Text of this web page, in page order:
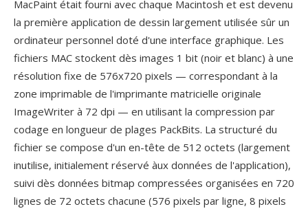
MacPaint était fourni avec chaque Macintosh et est devenu
la première application de dessin largement utilisée sûr un
ordinateur personnel doté d'une interface graphique. Les
fichiers MAC stockent dès images 1 bit (noir et blanc) à une
résolution fixe de 576x720 pixels — correspondant à la
zone imprimable de l'imprimante matricielle originale
ImageWriter à 72 dpi — en utilisant la compression par
codage en longueur de plages PackBits. La structuré du
fichier se compose d'un en-tête de 512 octets (largement
inutilise, initialement réservé àux données de l'application),
suivi dès données bitmap compressées organisées en 720
lignes de 72 octets chacune (576 pixels par ligne, 8 pixels